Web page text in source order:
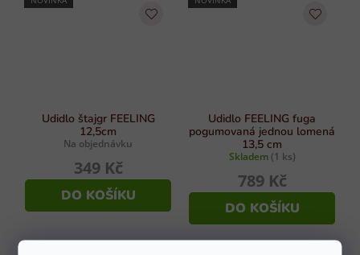
Udidlo štajgr FEELING
12,5cm
Na objednávku
349 Kč
DO KOŠÍKU
Udidlo FEELING fuga
pogumovaná jednou lomená
13,5 cm
Skladem (1 ks)
789 Kč
DO KOŠÍKU